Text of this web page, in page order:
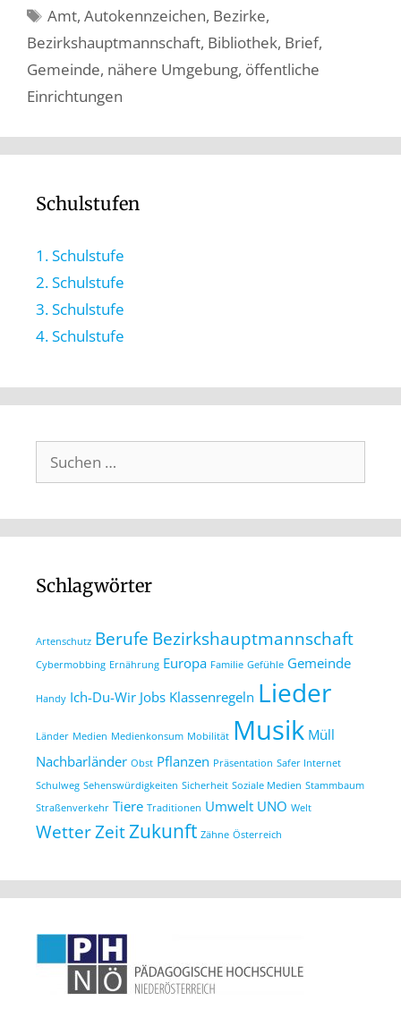
Amt,Autokennzeichen, Bezirke,
Bezirkshauptmannschaft, Bibliothek, Brief,
Gemeinde, nähere Umgebung, öffentliche
Einrichtungen
Schulstufen
1. Schulstufe
2. Schulstufe
3. Schulstufe
4. Schulstufe
Schlagwörter
Artenschutz Berufe Bezirkshauptmannschaft
Cybermobbing Ernährung Europa Familie Gefühle Gemeinde
Handy Ich-Du-Wir Jobs Klassenregeln Lieder
Länder Medien Medienkonsum Mobilität Musik Müll
Nachbarländer Obst Pflanzen Präsentation Safer Internet
Schulweg Sehenswürdigkeiten Sicherheit Soziale Medien Stammbaum
Straßenverkehr Tiere Traditionen Umwelt UNO Welt
WetterZeitZukunft Zähne Österreich